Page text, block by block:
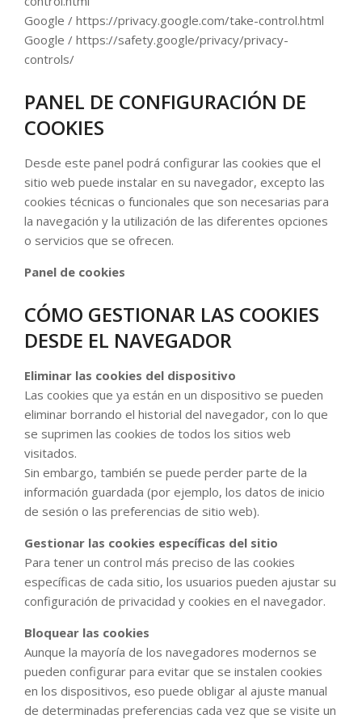
Google / https://privacy.google.com/take-control.html
Google / https://safety.google/privacy/privacy-
controls/
PANEL DE CONFIGURACIÓN DE
COOKIES
Desde este panel podrá configurar las cookies que el
sitio web puede instalar en su navegador, excepto las
cookies técnicas o funcionales que son necesarias para
la navegación y la utilización de las diferentes opciones
o servicios que se ofrecen.
Panel de cookies
CÓMO GESTIONAR LAS COOKIES
DESDE EL NAVEGADOR
Eliminar las cookies del dispositivo
Las cookies que ya están en un dispositivo se pueden
eliminar borrando el historial del navegador, con lo que
se suprimen las cookies de todos los sitios web
visitados.
Sin embargo, también se puede perder parte de la
información guardada (por ejemplo, los datos de inicio
de sesión o las preferencias de sitio web).
Gestionar las cookies específicas del sitio
Para tener un control más preciso de las cookies
específicas de cada sitio, los usuarios pueden ajustar su
configuración de privacidad y cookies en el navegador.
Bloquear las cookies
Aunque la mayoría de los navegadores modernos se
pueden configurar para evitar que se instalen cookies
en los dispositivos, eso puede obligar al ajuste manual
de determinadas preferencias cada vez que se visite un